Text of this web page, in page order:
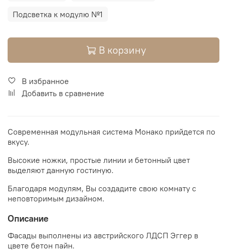
Подсветка к модулю №1
В корзину
В избранное
Добавить в сравнение
Современная модульная система Монако прийдется по
вкусу.
Высокие ножки, простые линии и бетонный цвет
выделяют данную гостиную.
Благодаря модулям, Вы создадите свою комнату с
неповторимым дизайном.
Описание
Фасады выполнены из австрийского ЛДСП Эггер в
цвете бетон пайн.